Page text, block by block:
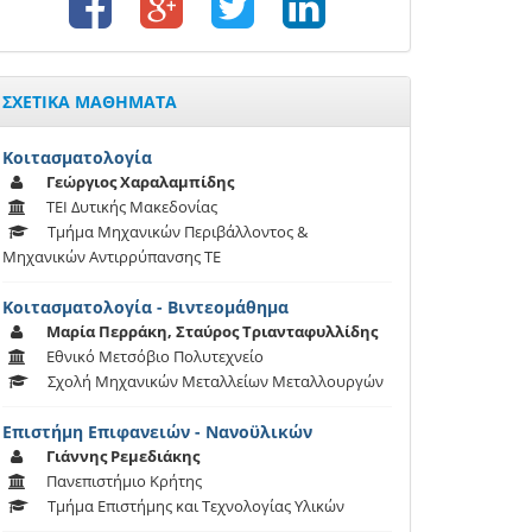
ΣΧΕΤΙΚΑ ΜΑΘΗΜΑΤΑ
Κοιτασματολογία
Γεώργιος Χαραλαμπίδης
ΤΕΙ Δυτικής Μακεδονίας
Τμήμα Μηχανικών Περιβάλλοντος &
Μηχανικών Αντιρρύπανσης ΤΕ
Κοιτασματολογία - Βιντεομάθημα
Μαρία Περράκη, Σταύρος Τριανταφυλλίδης
Εθνικό Μετσόβιο Πολυτεχνείο
Σχολή Μηχανικών Μεταλλείων Μεταλλουργών
Επιστήμη Επιφανειών - Νανοϋλικών
Γιάννης Ρεμεδιάκης
Πανεπιστήμιο Κρήτης
Τμήμα Επιστήμης και Τεχνολογίας Υλικών